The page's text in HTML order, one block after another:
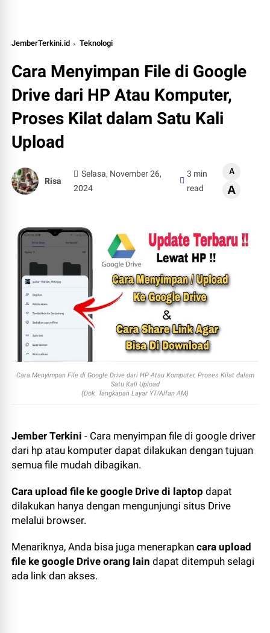
JemberTerkini.id Teknologi
Cara Menyimpan File di Google
Drive dari HP Atau Komputer,
Proses Kilat dalam Satu Kali
Upload
Risa
Selasa, November 26,
2024
3 min
read
A
A
Cara Menyimpan File di Google Drive dari HP Atau Komputer, Proses Kilat dalam
Satu Kali Upload
(Dok. Tangkapan Layar YT/Alfan AM)
Jember Terkini - Cara menyimpan file di google driver
dari hp atau komputer dapat dilakukan dengan tujuan
semua file mudah dibagikan.
Cara upload file ke google Drive di laptop dapat
dilakukan hanya dengan mengunjungi situs Drive
melalui browser.
Menariknya, Anda bisa juga menerapkancara upload
file ke google Drive orang lain dapat ditempuh selagi
ada link dan akses.